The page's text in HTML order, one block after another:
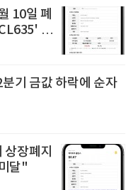
10일 폐
임
기 금값 하락에 순자
장폐지
달"